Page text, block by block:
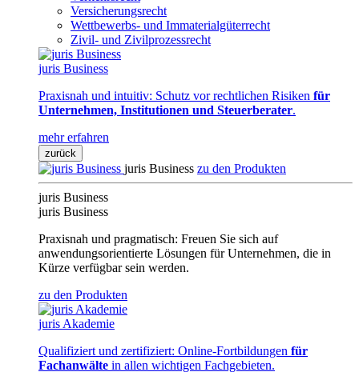
Versicherungsrecht
Wettbewerbs- und Immaterialgüterrecht
Zivil- und Zivilprozessrecht
juris Business
Praxisnah und intuitiv: Schutz vor rechtlichen Risiken für
Unternehmen, Institutionen und Steuerberater.
mehr erfahren
zurück
juris Business zu den Produkten
juris Business
juris Business
Praxisnah und pragmatisch: Freuen Sie sich auf
anwendungsorientierte Lösungen für Unternehmen, die in
Kürze verfügbar sein werden.
zu den Produkten
juris Akademie
Qualifiziert und zertifiziert: Online-Fortbildungen für
Fachanwälte in allen wichtigen Fachgebieten.